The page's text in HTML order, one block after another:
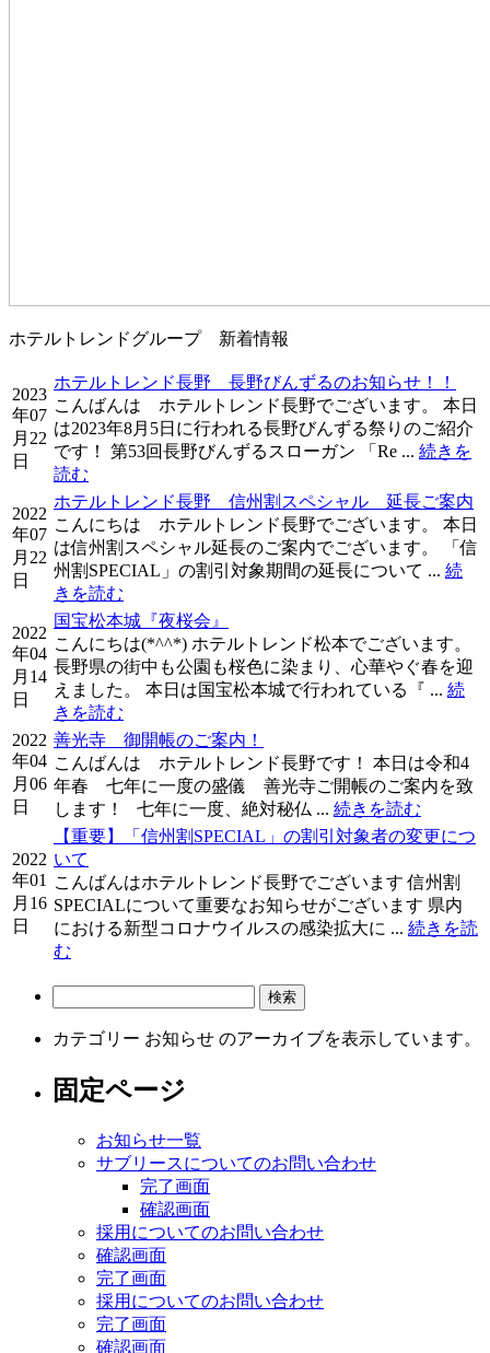
ホテルトレンドグループ 新着情報
2023
年07
月22
日
ホテルトレンド長野 長野びんずるのお知らせ！！
こんばんは ホテルトレンド長野でございます。 本日
は2023年8月5日に行われる長野びんずる祭りのご紹介
です！ 第53回長野びんずるスローガン 「Re ... 続きを
読む
2022
年07
月22
日
ホテルトレンド長野 信州割スペシャル 延長ご案内
こんにちは ホテルトレンド長野でございます。 本日
は信州割スペシャル延長のご案内でございます。 「信
州割SPECIAL」の割引対象期間の延長について ... 続
きを読む
2022
年04
月14
日
国宝松本城『夜桜会』
こんにちは(*^^*) ホテルトレンド松本でございます。
長野県の街中も公園も桜色に染まり、心華やぐ春を迎
えました。 本日は国宝松本城で行われている『 ... 続
きを読む
2022
年04
月06
日
善光寺 御開帳のご案内！
こんばんは ホテルトレンド長野です！ 本日は令和4
年春 七年に一度の盛儀 善光寺ご開帳のご案内を致
します！ 七年に一度、絶対秘仏 ... 続きを読む
2022
年01
月16
日
【重要】「信州割SPECIAL」の割引対象者の変更につ
いて
こんばんはホテルトレンド長野でございます 信州割
SPECIALについて重要なお知らせがございます 県内
における新型コロナウイルスの感染拡大に ... 続きを読
む
カテゴリー お知らせ のアーカイブを表示しています。
固定ページ
お知らせ一覧
サブリースについてのお問い合わせ
完了画面
確認画面
採用についてのお問い合わせ
確認画面
完了画面
採用についてのお問い合わせ
完了画面
確認画面